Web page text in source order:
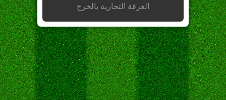
الغرفة التجارية بالخرج